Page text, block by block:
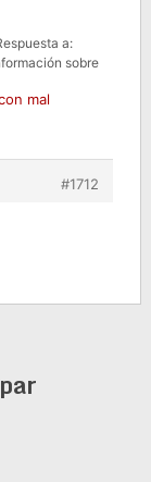
mal
a:
sobre
#1712